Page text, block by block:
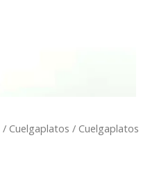
/ Cuelgaplatos / Cuelgaplatos